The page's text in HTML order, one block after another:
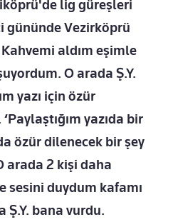
lig güreşleri
gününde Vezirköprü
aldım eşimle
O arada Ş.Y.
yazı için özür
yazıda bir
özür dilenecek bir şey
arada 2 kişi daha
sesini duydum kafamı
Ş.Y. bana vurdu.